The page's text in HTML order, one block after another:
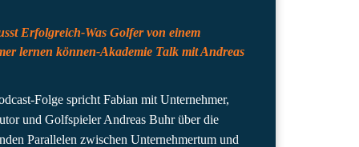
Erfolgreich-Was Golfer von einem
lernen können-Akademie Talk mit Andreas
Folge spricht Fabian mit Unternehmer,
und Golfspieler Andreas Buhr über die
Parallelen zwischen Unternehmertum und